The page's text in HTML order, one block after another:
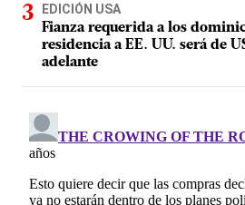
EDICIÓN USA
Fianza requerida a los
residencia a EE. UU. será de
adelante